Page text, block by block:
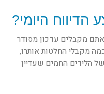
אתם מקבלים עדכון מסודר
מקבלי החלטות אותרו,
הלידים החמים שעדיין